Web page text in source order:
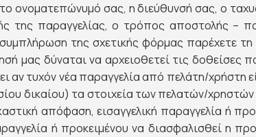
ονοματεπώνυμό σας, η διεύθυνσή σας, ο
παραγγελίας, ο τρόπος αποστολής –
της σχετικής φόρμας παρέχετε
μας δύναται να αρχειοθετεί τις δοθείσες
αν τυχόν νέα παραγγελία από πελάτη/χρήστη
δικαίου) τα στοιχεία των πελατών/
απόφαση, εισαγγελική παραγγελία ή
ή προκειμένου να διασφαλισθεί η